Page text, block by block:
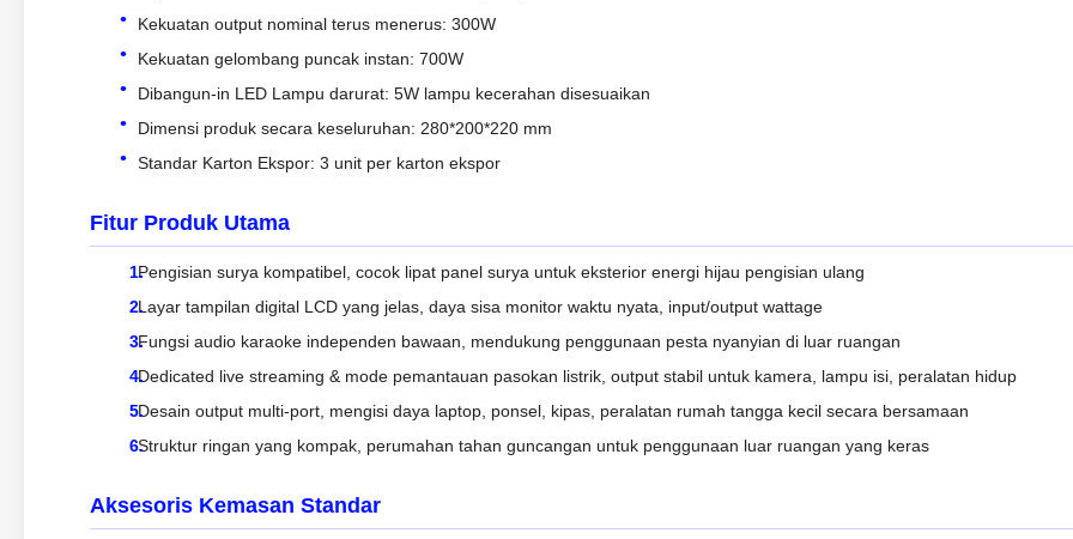
Kekuatan output nominal terus menerus: 300W
Kekuatan gelombang puncak instan: 700W
Dibangun-in LED Lampu darurat: 5W lampu kecerahan disesuaikan
Dimensi produk secara keseluruhan: 280*200*220 mm
Standar Karton Ekspor: 3 unit per karton ekspor
Fitur Produk Utama
Pengisian surya kompatibel, cocok lipat panel surya untuk eksterior energi hijau pengisian ulang
Layar tampilan digital LCD yang jelas, daya sisa monitor waktu nyata, input/output wattage
Fungsi audio karaoke independen bawaan, mendukung penggunaan pesta nyanyian di luar ruangan
Dedicated live streaming & mode pemantauan pasokan listrik, output stabil untuk kamera, lampu isi, peralatan hidup
Desain output multi-port, mengisi daya laptop, ponsel, kipas, peralatan rumah tangga kecil secara bersamaan
Struktur ringan yang kompak, perumahan tahan guncangan untuk penggunaan luar ruangan yang keras
Aksesoris Kemasan Standar